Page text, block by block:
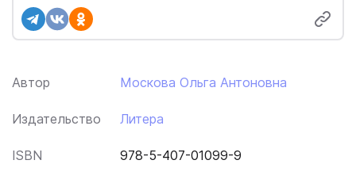
Автор Москова Ольга Антоновна
Издательство Литера
ISBN 978-5-407-01099-9